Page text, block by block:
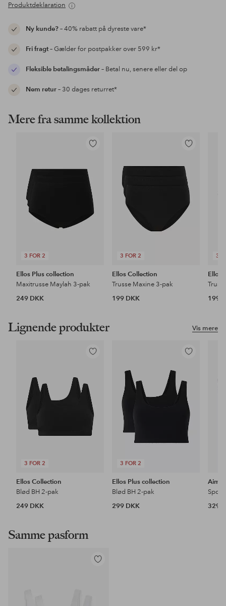
Produktdeklaration
Ny kunde?– 40% rabatt på dyreste vare*
Fri fragt– Gælder for postpakker over 599 kr*
Fleksible betalingsmåder– Betal nu, senere eller del op
Nem retur– 30 dages returret*
Mere fra samme kollektion
3 FOR 2
Tilføj
favoritter
Ellos Plus collection
Maxitrusse Maylah 3-pak
249 DKK
3 FOR 2
Tilføj
favoritter
Ellos Collection
Trusse Maxine 3-pak
199 DKK
3
Ellos
199
Vis mere
Lignende produkter
3 FOR 2
Tilføj
Ellos Collection
Blød BH 2-pak
249 DKK
3 FOR 2
Tilføj
Ellos Plus collection
Blød BH 2-pak
299 DKK
Aim'n
329
Samme pasform
Tilføj